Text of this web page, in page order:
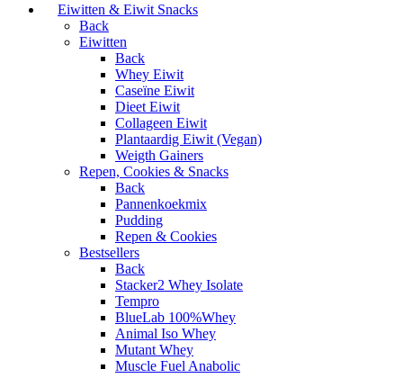
Eiwitten & Eiwit Snacks
Back
Eiwitten
Back
Whey Eiwit
Caseïne Eiwit
Dieet Eiwit
Collageen Eiwit
Plantaardig Eiwit (Vegan)
Weigth Gainers
Repen, Cookies & Snacks
Back
Pannenkoekmix
Pudding
Repen & Cookies
Bestsellers
Back
Stacker2 Whey Isolate
Tempro
BlueLab 100%Whey
Animal Iso Whey
Mutant Whey
Muscle Fuel Anabolic